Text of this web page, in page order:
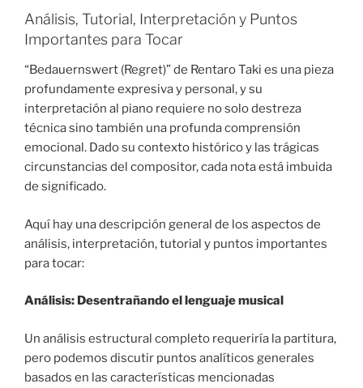
Análisis, Tutorial, Interpretación y Puntos
Importantes para Tocar
“Bedauernswert (Regret)” de Rentaro Taki es una pieza
profundamente expresiva y personal, y su
interpretación al piano requiere no solo destreza
técnica sino también una profunda comprensión
emocional. Dado su contexto histórico y las trágicas
circunstancias del compositor, cada nota está imbuida
de significado.
Aquí hay una descripción general de los aspectos de
análisis, interpretación, tutorial y puntos importantes
para tocar:
Análisis: Desentrañando el lenguaje musical
Un análisis estructural completo requeriría la partitura,
pero podemos discutir puntos analíticos generales
basados en las características mencionadas